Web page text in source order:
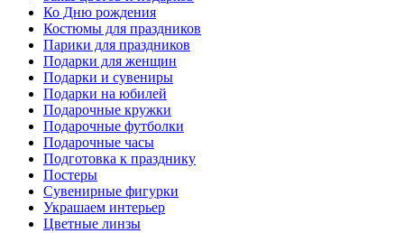
Ко Дню рождения
Костюмы для праздников
Парики для праздников
Подарки для женщин
Подарки и сувениры
Подарки на юбилей
Подарочные кружки
Подарочные футболки
Подарочные часы
Подготовка к празднику
Постеры
Сувенирные фигурки
Украшаем интерьер
Цветные линзы